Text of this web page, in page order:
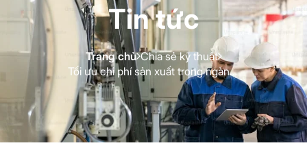
Tin tức
Trang chủ Chia sẻ kỹ thuật
Tối ưu chi phí sản xuất trong ngành nhựa